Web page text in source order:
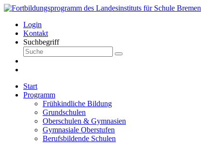
Login
Kontakt
Suchbegriff
Start
Programm
Frühkindliche Bildung
Grundschulen
Oberschulen & Gymnasien
Gymnasiale Oberstufen
Berufsbildende Schulen